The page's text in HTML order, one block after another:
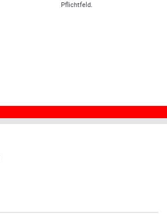
Pflichtfeld.